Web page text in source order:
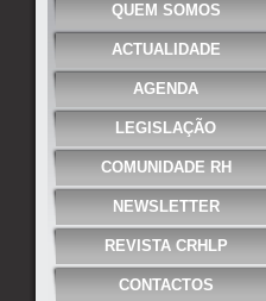
QUEM SOMOS
ACTUALIDADE
AGENDA
LEGISLAÇÃO
COMUNIDADE RH
NEWSLETTER
REVISTA CRHLP
CONTACTOS